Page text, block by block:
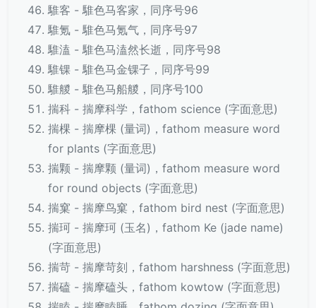
騅客 - 騅色马客家，同序号96
騅氪 - 騅色马氪气，同序号97
騅溘 - 騅色马溘然长逝，同序号98
騅锞 - 騅色马金锞子，同序号99
騅艐 - 騅色马船艐，同序号100
揣科 - 揣摩科学，fathom science (字面意思)
揣棵 - 揣摩棵 (量词)，fathom measure word
for plants (字面意思)
揣颗 - 揣摩颗 (量词)，fathom measure word
for round objects (字面意思)
揣窠 - 揣摩鸟窠，fathom bird nest (字面意思)
揣珂 - 揣摩珂 (玉名)，fathom Ke (jade name)
(字面意思)
揣苛 - 揣摩苛刻，fathom harshness (字面意思)
揣磕 - 揣摩磕头，fathom kowtow (字面意思)